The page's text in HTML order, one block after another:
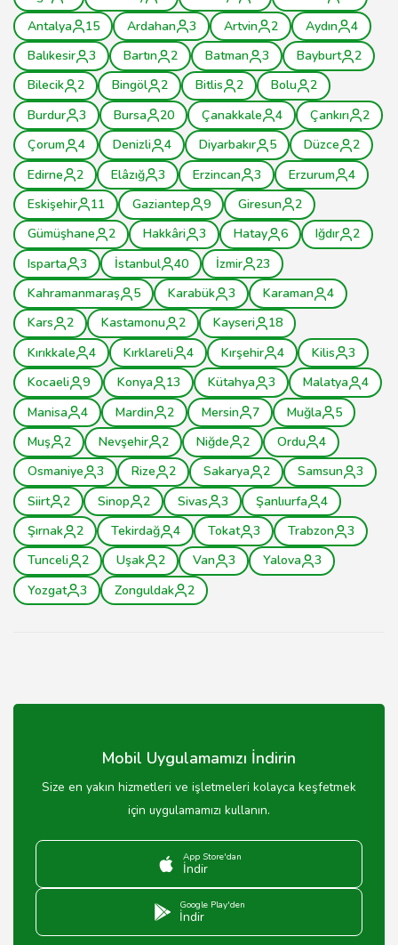
Antalya
15 Ardahan 3 Artvin 2 Aydın
4
Balıkesir
3 Bartın 2 Batman 3 Bayburt
2
Bilecik
2 Bingöl 2 Bitlis 2 Bolu
2
Burdur
3 Bursa 20 Çanakkale 4 Çankırı
2
Çorum
4 Denizli 4 Diyarbakır 5 Düzce
2
Edirne
2 Elâzığ 3 Erzincan 3 Erzurum
4
Eskişehir
11 Gaziantep 9 Giresun
2
Gümüşhane
2 Hakkâri 3 Hatay 6 Iğdır
2
Isparta
3 İstanbul 40 İzmir
23
Kahramanmaraş
5 Karabük 3 Karaman
4
Kars
2 Kastamonu 2 Kayseri
18
Kırıkkale
4 Kırklareli 4 Kırşehir 4 Kilis
3
Kocaeli
9 Konya 13 Kütahya 3 Malatya
4
Manisa
4 Mardin 2 Mersin 7 Muğla
5
Muş
2 Nevşehir 2 Niğde 2 Ordu
4
Osmaniye
3 Rize 2 Sakarya 2 Samsun
3
Siirt
2 Sinop 2 Sivas 3 Şanlıurfa
4
Şırnak
2 Tekirdağ 4 Tokat 3 Trabzon
3
Tunceli
2 Uşak 2 Van 3 Yalova
3
Yozgat
3 Zonguldak 2
Mobil Uygulamamızı İndirin
Size en yakın hizmetleri ve işletmeleri kolayca keşfetmek
için uygulamamızı kullanın.
App Store'dan
İndir
Google Play'den
İndir